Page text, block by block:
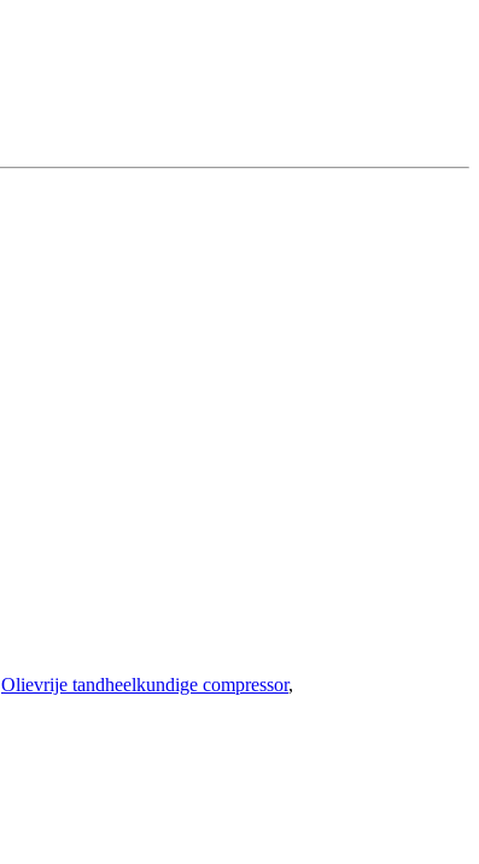
Olievrije tandheelkundige compressor,